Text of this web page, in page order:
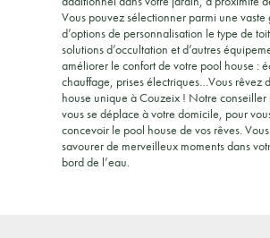
Vous pouvez sélectionner parmi une vaste
d’options de personnalisation le type de
solutions d’occultation et d’autres
améliorer le confort de votre pool house :
chauffage, prises électriques…Vous rêvez
house unique à Couzeix ! Notre conseiller
vous se déplace à votre domicile, pour
concevoir le pool house de vos rêves.
savourer de merveilleux moments dans
bord de l’eau.